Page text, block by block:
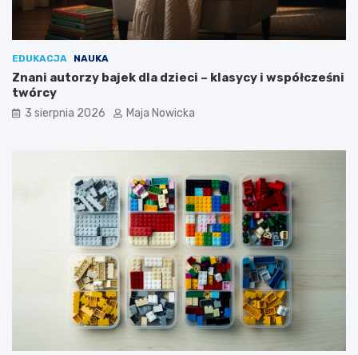
EDUKACJA NAUKA
Znani autorzy bajek dla dzieci – klasycy i współcześni
twórcy
3 sierpnia 2026 Maja Nowicka